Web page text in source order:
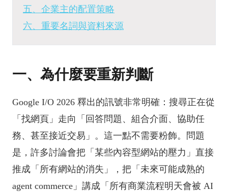
五、企業主的配置策略
六、重要名詞與資料來源
一、為什麼要重新判斷
Google I/O 2026 釋出的訊號非常明確：搜尋正在從
「找網頁」走向「回答問題、組合介面、協助任
務、甚至接近交易」。這一點不需要粉飾。問題
是，許多討論會把「某些內容型網站的壓力」直接
推成「所有網站的消失」，把「未來可能成熟的
agent commerce」講成「所有商業流程明天會被 AI